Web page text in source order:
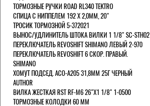
ТОРМОЗНЫЕ РУЧКИ ROAD RL340 TEKTRO
СПИЦА С НИППЕЛЕМ 192 Х 2,0ММ, 20"
ТРОСИК ТОРМОЗНОЙ 5-372021
ВЫНОС/УДЛИНИТЕЛЬ ШТОКА ВИЛКИ 1 1/8" SC-STH02
ПЕРЕКЛЮЧАТЕЛЬ REVOSHIFT SHIMANO ЛЕВЫЙ 2-970
ПЕРЕКЛЮЧАТЕЛЬ REVOSHIFT 6 СКОР. ПРАВЫЙ.
SHIMANO
ХОМУТ ПОДСЕД. ACO-A205 31,8ММ 25Г ЧЕРНЫЙ
AUTHOR
ВИЛКА ЖЕСТКАЯ RST RF-M6 26"Х1 1/8" 1-0500
ТОРМОЗНЫЕ КОЛОДКИ 60 ММ